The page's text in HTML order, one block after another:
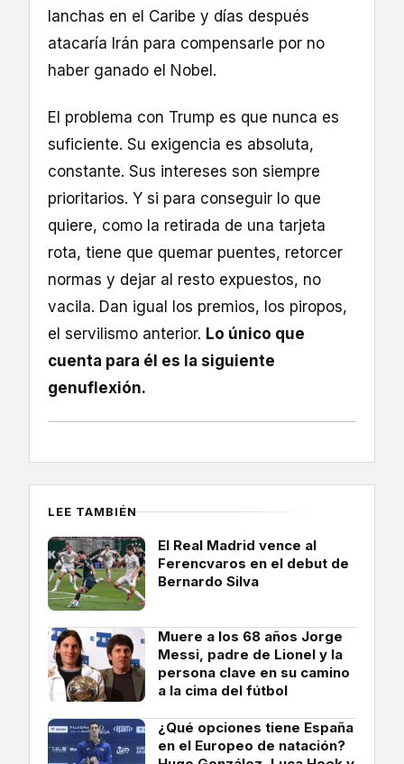
lanchas en el Caribe y días después
atacaría Irán para compensarle por no
haber ganado el Nobel.
El problema con Trump es que nunca es
suficiente. Su exigencia es absoluta,
constante. Sus intereses son siempre
prioritarios. Y si para conseguir lo que
quiere, como la retirada de una tarjeta
rota, tiene que quemar puentes, retorcer
normas y dejar al resto expuestos, no
vacila. Dan igual los premios, los piropos,
el servilismo anterior. Lo único que
cuenta para él es la siguiente
genuflexión.
LEE TAMBIÉN
El Real Madrid vence al
Ferencvaros en el debut de
Bernardo Silva
Muere a los 68 años Jorge
Messi, padre de Lionel y la
persona clave en su camino
a la cima del fútbol
¿Qué opciones tiene España
en el Europeo de natación?